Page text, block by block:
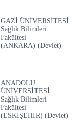
GAZİ ÜNİVERSİTESİ
Sağlık Bilimleri
Fakültesi
(ANKARA) (Devlet)
ANADOLU
ÜNİVERSİTESİ
Sağlık Bilimleri
Fakültesi
(ESKİŞEHİR) (Devlet)